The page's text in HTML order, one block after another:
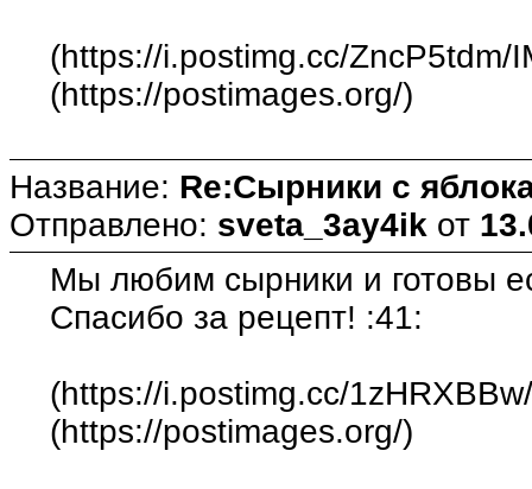
(https://i.postimg.cc/ZncP5tdm/
(https://postimages.org/)
Название: Re:Сырники с
Отправлено: sveta_3ay4ik от
Мы любим сырники и готовы
Спасибо за рецепт! :41:
(https://i.postimg.cc/
(https://postimages.org/)